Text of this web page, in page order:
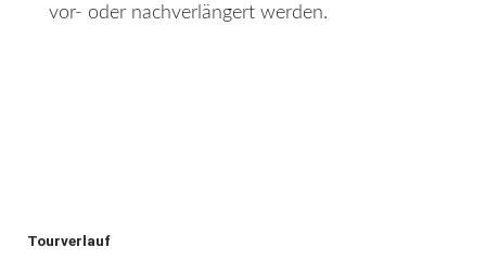
vor- oder nachverlängert werden.
Tourverlauf